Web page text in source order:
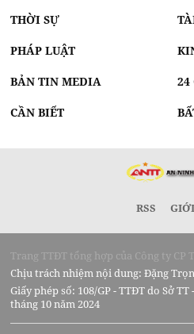
THỜI SỰ
PHÁP LUẬT
BẢN TIN MEDIA 24
CẦN BIẾT
RSS
Trang TTĐT tổng hợp của Công ty CP
Chịu trách nhiệm nội dung: Đặng
Giấy phép số: 108/GP - TTĐT do Sở
tháng 10 năm 2024